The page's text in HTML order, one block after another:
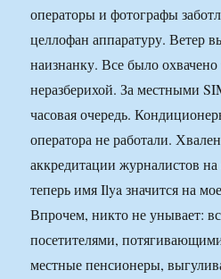
операторы и фотографы
целлофан аппаратуру. Ветер
наизнанку. Все было охвачено
неразберихой. За местными
часовая очередь.
оператора не работали.
аккредитации журналистов
теперь имя Ilya значится на
Впрочем, никто не унывает:
посетителями,
местные пенсионеры,